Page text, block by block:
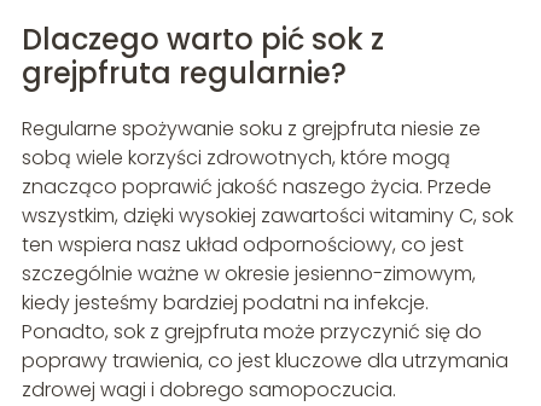
Dlaczego warto pić sok z
grejpfruta regularnie?
Regularne spożywanie soku z grejpfruta niesie ze
sobą wiele korzyści zdrowotnych, które mogą
znacząco poprawić jakość naszego życia. Przede
wszystkim, dzięki wysokiej zawartości witaminy C, sok
ten wspiera nasz układ odpornościowy, co jest
szczególnie ważne w okresie jesienno-zimowym,
kiedy jesteśmy bardziej podatni na infekcje.
Ponadto, sok z grejpfruta może przyczynić się do
poprawy trawienia, co jest kluczowe dla utrzymania
zdrowej wagi i dobrego samopoczucia.